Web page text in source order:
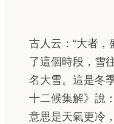
古人云：“大者，
了這個時段，雪
名大雪。這是冬
十二候集解》說
意思是天氣更冷